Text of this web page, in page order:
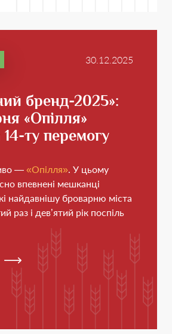
30.12.2025
бренд-2025»:
«Опілля»
ту перемогу
— «Опілля» . У цьому
впевнені мешканці
найдавнішу броварню міста
раз і дев’ятий рік поспіль